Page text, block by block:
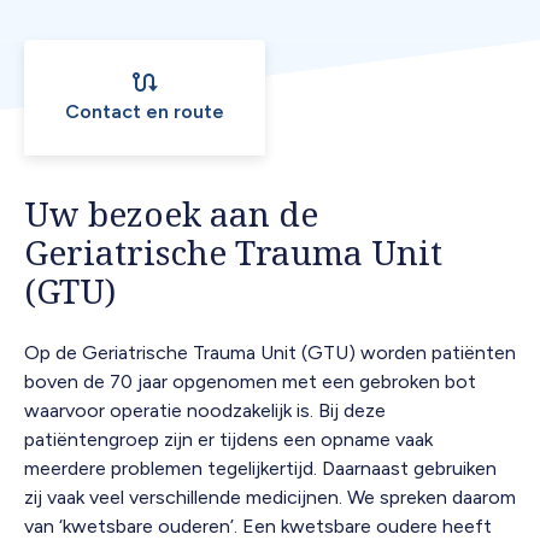
Contact en route
Uw bezoek aan de
Geriatrische Trauma Unit
(GTU)
Op de Geriatrische Trauma Unit (GTU) worden patiënten
boven de 70 jaar opgenomen met een gebroken bot
waarvoor operatie noodzakelijk is. Bij deze
patiëntengroep zijn er tijdens een opname vaak
meerdere problemen tegelijkertijd. Daarnaast gebruiken
zij vaak veel verschillende medicijnen. We spreken daarom
van ‘kwetsbare ouderen’. Een kwetsbare oudere heeft